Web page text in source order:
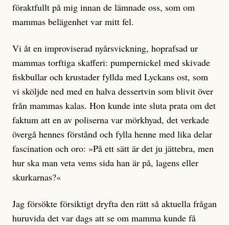
föraktfullt på mig innan de lämnade oss, som om
mammas belägenhet var mitt fel.
Vi åt en improviserad nyårsvickning, hoprafsad ur
mammas torftiga skafferi: pumpernickel med skivade
fiskbullar och krustader fyllda med Lyckans ost, som
vi sköljde ned med en halva dessertvin som blivit över
från mammas kalas. Hon kunde inte sluta prata om det
faktum att en av poliserna var mörkhyad, det verkade
övergå hennes förstånd och fylla henne med lika delar
fascination och oro: »På ett sätt är det ju jättebra, men
hur ska man veta vems sida han är på, lagens eller
skurkarnas?«
Jag försökte försiktigt dryfta den rätt så aktuella frågan
huruvida det var dags att se om mamma kunde få